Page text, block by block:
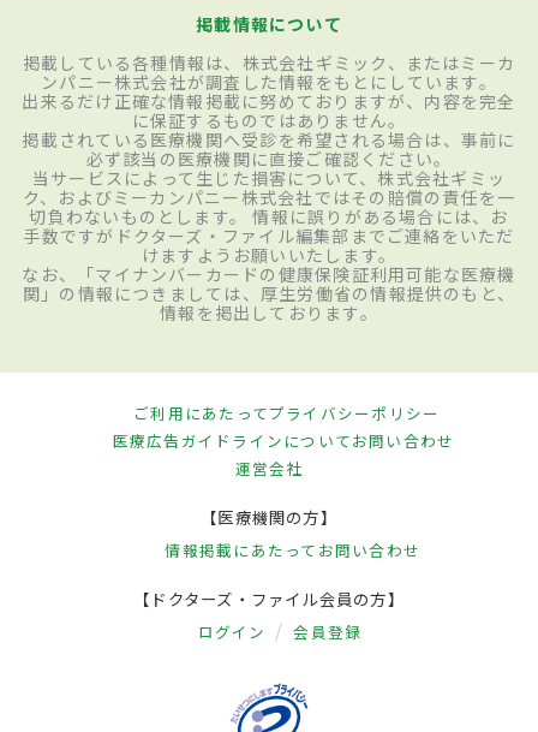
掲載情報について
掲載している各種情報は、株式会社ギミック、またはミーカ
ンパニー株式会社が調査した情報をもとにしています。
出来るだけ正確な情報掲載に努めておりますが、内容を完全
に保証するものではありません。
掲載されている医療機関へ受診を希望される場合は、事前に
必ず該当の医療機関に直接ご確認ください。
当サービスによって生じた損害について、株式会社ギミッ
ク、およびミーカンパニー株式会社ではその賠償の責任を一
切負わないものとします。 情報に誤りがある場合には、お
手数ですがドクターズ・ファイル編集部までご連絡をいただ
けますようお願いいたします。
なお、「マイナンバーカードの健康保険証利用可能な医療機
関」の情報につきましては、厚生労働省の情報提供のもと、
情報を掲出しております。
ご利用にあたってプライバシーポリシー
医療広告ガイドラインについてお問い合わせ
運営会社
【医療機関の方】
情報掲載にあたって お問い合わせ
【ドクターズ・ファイル会員の方】
ログイン 会員登録